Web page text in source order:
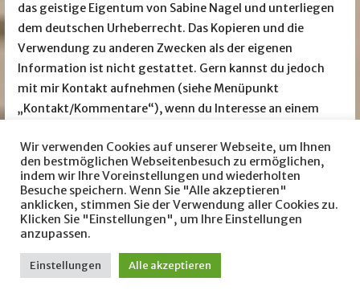
das geistige Eigentum von Sabine Nagel und unterliegen
dem deutschen Urheberrecht. Das Kopieren und die
Verwendung zu anderen Zwecken als der eigenen
Information ist nicht gestattet. Gern kannst du jedoch
mit mir Kontakt aufnehmen (siehe Menüpunkt
„Kontakt/Kommentare“), wenn du Interesse an einem
Besuche mich auch auf … facebook Instagram
Wir verwenden Cookies auf unserer Webseite, um Ihnen
den bestmöglichen Webseitenbesuch zu ermöglichen,
indem wir Ihre Voreinstellungen und wiederholten
Besuche speichern. Wenn Sie "Alle akzeptieren"
anklicken, stimmen Sie der Verwendung aller Cookies zu.
Klicken Sie "Einstellungen", um Ihre Einstellungen
anzupassen.
Einstellungen Alle akzeptieren